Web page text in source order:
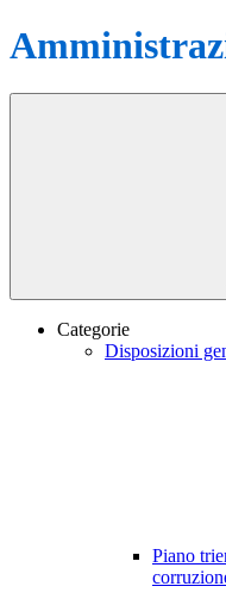
Categorie
Disposizioni
Piano